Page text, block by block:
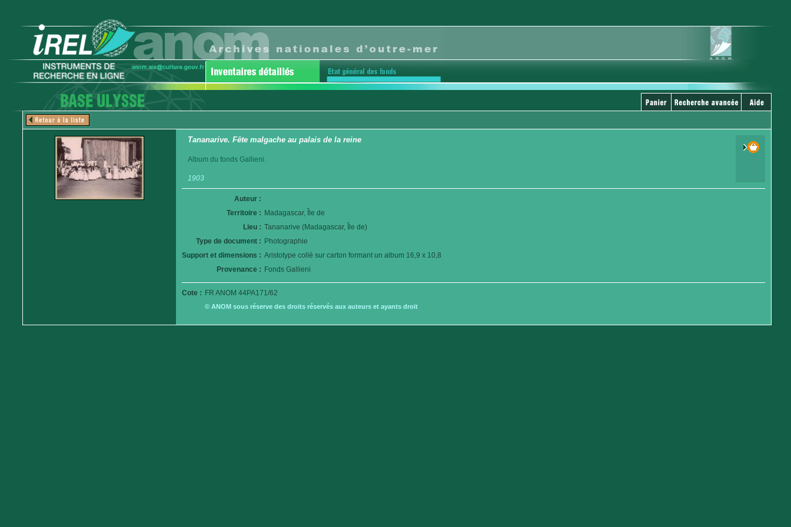
Tananarive. Fête malgache au palais de la reine
Album du fonds Gallieni.
1903
Auteur :
Territoire : Madagascar, Île de
Lieu : Tananarive (Madagascar, Île de)
Type de document : Photographie
Support et dimensions : Aristotype collé sur carton formant un album 16,9 x 10,8
Provenance : Fonds Gallieni
Cote : FR ANOM 44PA171/62
© ANOM sous réserve des droits réservés aux auteurs et ayants droit